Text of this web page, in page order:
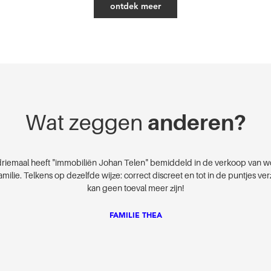
ontdek meer
Wat zeggen anderen?
“bouwen en verkopen van appartementen” kom ik regelmatig in
over heel België. Ik kan U bevestigen dat “Immobiliën Johan
professionele indruk heeft gemaakt. Mijn woning heeft maar enkele
nog steeds, te koop staan. Vermits de kandidaat-kopers op voorhand